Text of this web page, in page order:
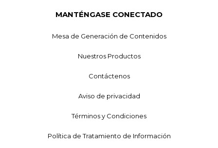
MANTÉNGASE CONECTADO
Mesa de Generación de Contenidos
Nuestros Productos
Contáctenos
Aviso de privacidad
Términos y Condiciones
Política de Tratamiento de Información